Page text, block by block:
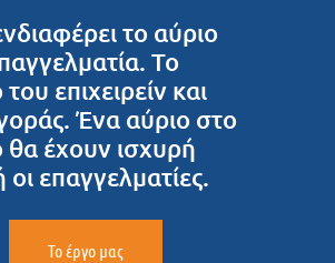
το αύριο
Το
επιχειρείν και
Ένα αύριο στο
θα έχουν ισχυρή
επαγγελματίες.
Το έργο μας